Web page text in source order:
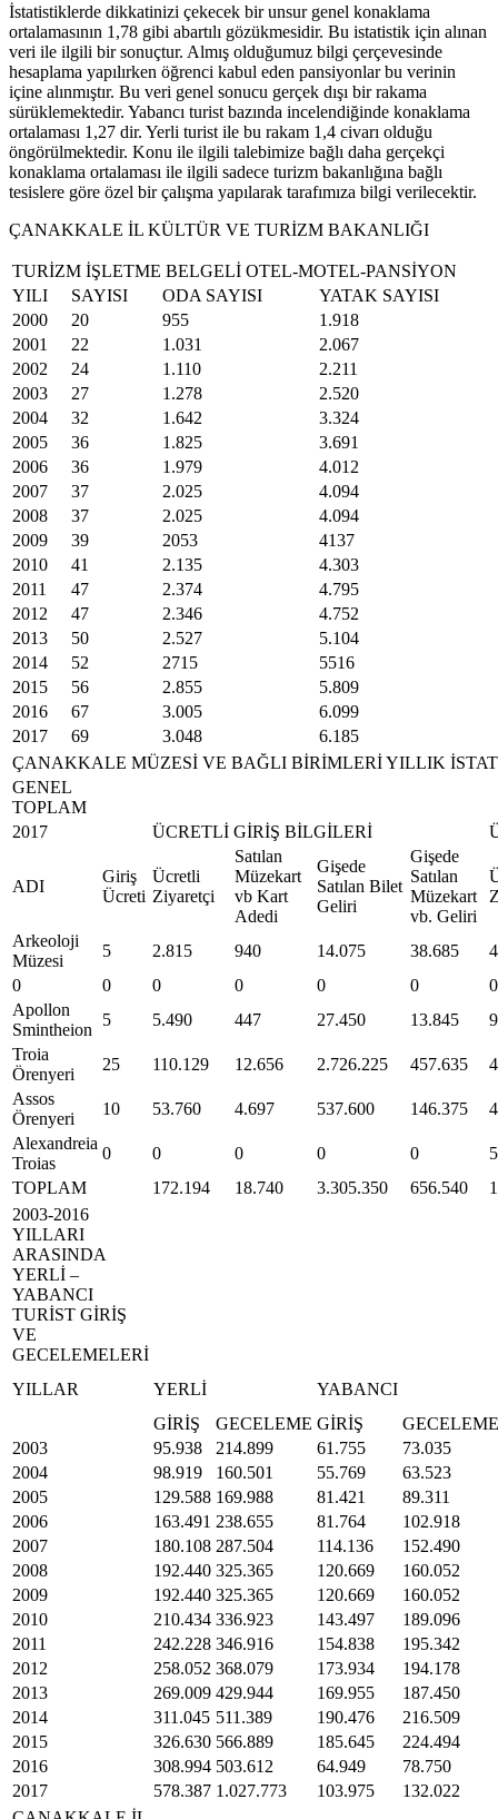
İstatistiklerde dikkatinizi çekecek bir unsur genel konaklama
ortalamasının 1,78 gibi abartılı gözükmesidir. Bu istatistik için alınan
veri ile ilgili bir sonuçtur. Almış olduğumuz bilgi çerçevesinde
hesaplama yapılırken öğrenci kabul eden pansiyonlar bu verinin
içine alınmıştır. Bu veri genel sonucu gerçek dışı bir rakama
sürüklemektedir. Yabancı turist bazında incelendiğinde konaklama
ortalaması 1,27 dir. Yerli turist ile bu rakam 1,4 civarı olduğu
öngörülmektedir. Konu ile ilgili talebimize bağlı daha gerçekçi
konaklama ortalaması ile ilgili sadece turizm bakanlığına bağlı
tesislere göre özel bir çalışma yapılarak tarafımıza bilgi verilecektir.
ÇANAKKALE İL KÜLTÜR VE TURİZM BAKANLIĞI
TURİZM İŞLETME BELGELİ OTEL-MOTEL-PANSİYON
YILI
SAYISI ODA SAYISI
YATAK SAYISI
2000
20 955
1.918
2001
22 1.031
2.067
2002
24 1.110
2.211
2003
27 1.278
2.520
2004
32 1.642
3.324
2005
36 1.825
3.691
2006
36 1.979
4.012
2007
37 2.025
4.094
2008
37 2.025
4.094
2009
39 2053
4137
2010
41 2.135
4.303
2011
47 2.374
4.795
2012
47 2.346
4.752
2013
50 2.527
5.104
2014
52 2715
5516
2015
56 2.855
5.809
2016
67 3.005
6.099
2017
69 3.048
6.185
ÇANAKKALE MÜZESİ VE BAĞLI BİRİMLERİ YILLIK
GENEL
TOPLAM
2017
ÜCRETLİ GİRİŞ BİLGİLERİ
ADI
Giriş
Ücreti
Ücretli
Ziyaretçi
Satılan
Müzekart
vb Kart
Adedi
Gişede
Satılan Bilet
Geliri
Gişede
Satılan
Müzekart
vb. Geliri
Arkeoloji
Müzesi
5 2.815 940 14.075 38.685
0
0 0 0 0 0
0
Apollon
Smintheion
5 5.490 447 27.450 13.845
Troia
Örenyeri
25 110.129 12.656 2.726.225 457.635
Assos
Örenyeri
10 53.760 4.697 537.600 146.375
Alexandreia
Troias
0 0 0 0 0
TOPLAM
172.194 18.740 3.305.350 656.540
2003-2016
YILLARI
ARASINDA
YERLİ –
YABANCI
TURİST GİRİŞ
VE
GECELEMELERİ
YILLAR
YERLİ
YABANCI
GİRİŞ
GECELEME GİRİŞ
GECELEME
2003
95.938 214.899 61.755
73.035
2004
98.919 160.501 55.769
63.523
2005
129.588 169.988 81.421
89.311
2006
163.491 238.655 81.764
102.918
2007
180.108 287.504 114.136
152.490
2008
192.440 325.365 120.669
160.052
2009
192.440 325.365 120.669
160.052
2010
210.434 336.923 143.497
189.096
2011
242.228 346.916 154.838
195.342
2012
258.052 368.079 173.934
194.178
2013
269.009 429.944 169.955
187.450
2014
311.045 511.389 190.476
216.509
2015
326.630 566.889 185.645
224.494
2016
308.994 503.612 64.949
78.750
2017
578.387 1.027.773 103.975
132.022